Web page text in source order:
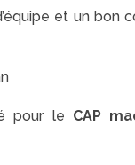
et un bon
pour le CAP